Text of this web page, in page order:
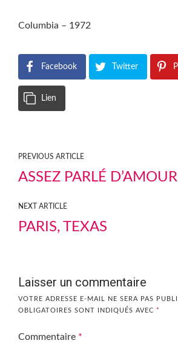
Columbia – 1972
Facebook Twitter
Lien
PREVIOUS ARTICLE
ASSEZ PARLÉ D’AMOUR
NEXT ARTICLE
PARIS, TEXAS
Laisser un commentaire
VOTRE ADRESSE E-MAIL NE SERA PAS
OBLIGATOIRES SONT INDIQUÉS AVEC *
Commentaire *